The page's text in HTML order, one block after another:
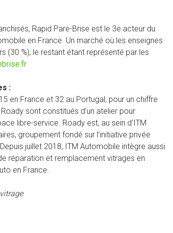
Rapid Pare-Brise est le 3e acteur du
en France. Un marché où les enseignes
(30 %), le restant étant représenté par les
:
en France et 32 au Portugal, pour un chiffre
sont constitués d’un atelier pour
libre-service. Roady est, au sein d’ITM
groupement fondé sur l’initiative privée
juillet 2018, ITM Automobile intègre aussi
réparation et remplacement vitrages en
en France.